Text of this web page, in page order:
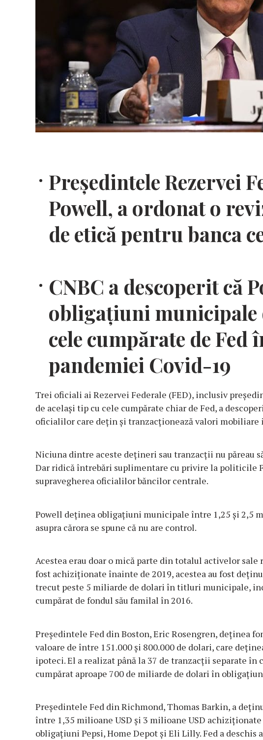
Președintele Rezervei
Powell, a ordonat o
de etică pentru banca
CNBC a descoperit că
obligațiuni municipale
cele cumpărate de Fed
pandemiei Covid-19
Trei oficiali ai Rezervei Federale (FED), inclusiv
de același tip cu cele cumpărate chiar de Fed, a
oficialilor care dețin și tranzacționează valori mobiliare
Niciuna dintre aceste dețineri sau tranzacții nu păreau
Dar ridică întrebări suplimentare cu privire la politicile
supravegherea oficialilor băncilor centrale.
Powell deținea obligațiuni municipale între 1,25 și 2,5
asupra cărora se spune că nu are control.
Acestea erau doar o mică parte din totalul activelor
fost achiziționate înainte de 2019, acestea au fost
trecut peste 5 miliarde de dolari în titluri municipale,
cumpărat de fondul său familal în 2016.
Președintele Fed din Boston, Eric Rosengren, deținea
valoare de între 151.000 și 800.000 de dolari, care
ipoteci. El a realizat până la 37 de tranzacții separate în
cumpărat aproape 700 de miliarde de dolari în
Președintele Fed din Richmond, Thomas Barkin, a
între 1,35 milioane USD și 3 milioane USD
obligațiuni Pepsi, Home Depot și Eli Lilly. Fed a